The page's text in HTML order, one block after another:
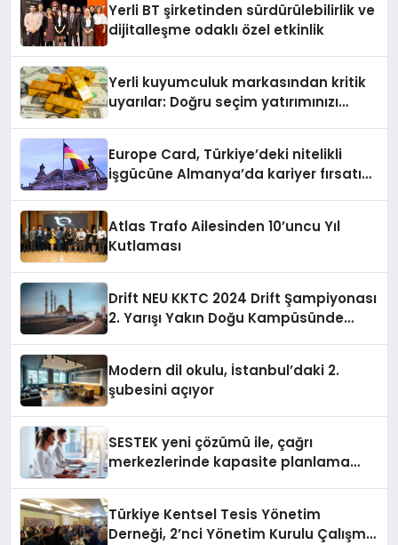
Yerli BT şirketinden sürdürülebilirlik ve
dijitalleşme odaklı özel etkinlik
Yerli kuyumculuk markasından kritik
uyarılar: Doğru seçim yatırımınızı
Europe Card, Türkiye’deki nitelikli
işgücüne Almanya’da kariyer fırsatı
Atlas Trafo Ailesinden 10’uncu Yıl
Kutlaması
Drift NEU KKTC 2024 Drift Şampiyonası
2. Yarışı Yakın Doğu Kampüsünde
Modern dil okulu, İstanbul’daki 2.
şubesini açıyor
SESTEK yeni çözümü ile, çağrı
merkezlerinde kapasite planlama
Türkiye Kentsel Tesis Yönetim
Derneği, 2’nci Yönetim Kurulu Çalışma